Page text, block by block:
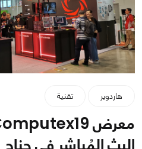
هاردوير تقنية